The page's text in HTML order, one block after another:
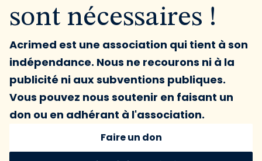
sont nécessaires !
Acrimed est une association qui tient à son
indépendance. Nous ne recourons ni à la
publicité ni aux subventions publiques.
Vous pouvez nous soutenir en faisant un
don ou en adhérant à l'association.
Faire un don